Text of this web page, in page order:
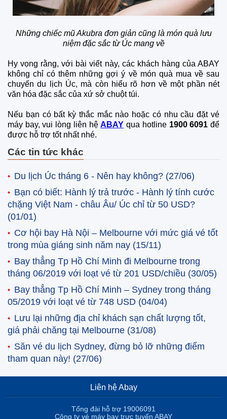
Những chiếc mũ Akubra đơn giản cũng là món quà lưu
niệm đặc sắc từ Úc mang về
Hy vọng rằng, với bài viết này, các khách hàng của ABAY
không chỉ có thêm những gợi ý về món quà mua về sau
chuyến du lịch Úc, mà còn hiểu rõ hơn về một phần nét
văn hóa đặc sắc của xứ sở chuột túi.
Nếu bạn có bất kỳ thắc mắc nào hoặc có nhu cầu đặt vé
máy bay, vui lòng liên hệABAY qua hotline 1900 6091 để
được hỗ trợ tốt nhất nhé.
Các tin tức khác
Du lịch Úc tháng 6 - Nên hay không? (27/06)
Bạn có biết: Hành lý trả trước - Hành lý tính cước
chặng Việt Nam - châu Âu/ Úc chỉ từ 50 USD?
(01/01)
Cơ hội bay Hà Nội – Melbourne với mức giá vé tốt
trong mùa giáng sinh năm nay (15/11)
Bay thẳng Tp Hồ Chí Minh đi Melbourne trong
tháng 06/2019 với loạt vé từ 201 USD/chiều (30/05)
Bay thẳng Tp Hồ Chí Minh – Sydney trong tháng
05/2019 với loạt vé từ 748 USD (04/04)
Lưu lại những địa chỉ khách sạn chất lượng tốt,
giá phải chăng tại Melbourne (31/08)
Săn vé du lịch Sydney, đừng bỏ lỡ những điểm
tham quan này! (27/06)
Liên hệ Abay
Tổng đài hỗ trợ 19006091
Công ty vé máy bay trực tuyến ABAY